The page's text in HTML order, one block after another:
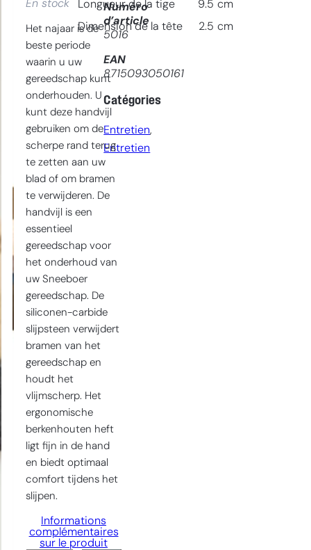
En stock
Het najaar is de
beste periode
waarin u uw
gereedschap kunt
onderhouden. U
kunt deze handvijl
gebruiken om de
scherpe rand terug
te zetten aan uw
blad of om bramen
te verwijderen. De
handvijl is een
essentieel
gereedschap voor
het onderhoud van
uw Sneeboer
gereedschap. De
siliconen-carbide
slijpsteen verwijdert
bramen van het
gereedschap en
houdt het
vlijmscherp. Het
ergonomische
berkenhouten heft
ligt fijn in de hand
en biedt optimaal
comfort tijdens het
slijpen.
Informations
complémentaires
sur le produit
Longueur de la tige 9.5 cm
Dimension de la tête 2.5 cm
Numéro
d’article
5016
EAN
8715093050161
Catégories
Entretien
Entretien